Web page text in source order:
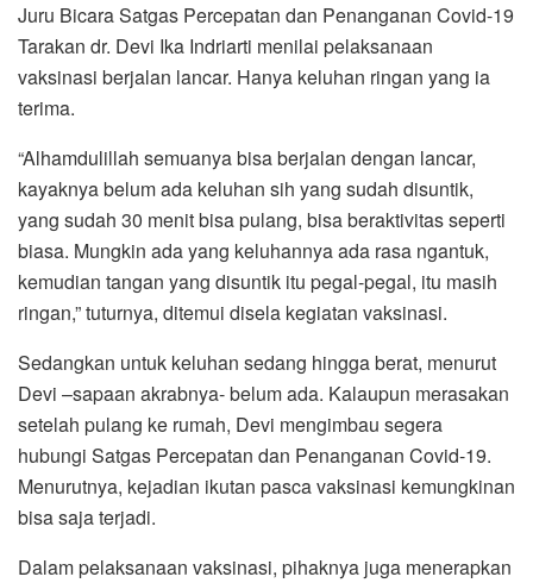
Juru Bicara Satgas Percepatan dan Penanganan Covid-19
Tarakan dr. Devi Ika Indriarti menilai pelaksanaan
vaksinasi berjalan lancar. Hanya keluhan ringan yang ia
terima.
“Alhamdulillah semuanya bisa berjalan dengan lancar,
kayaknya belum ada keluhan sih yang sudah disuntik,
yang sudah 30 menit bisa pulang, bisa beraktivitas seperti
biasa. Mungkin ada yang keluhannya ada rasa ngantuk,
kemudian tangan yang disuntik itu pegal-pegal, itu masih
ringan,” tuturnya, ditemui disela kegiatan vaksinasi.
Sedangkan untuk keluhan sedang hingga berat, menurut
Devi –sapaan akrabnya- belum ada. Kalaupun merasakan
setelah pulang ke rumah, Devi mengimbau segera
hubungi Satgas Percepatan dan Penanganan Covid-19.
Menurutnya, kejadian ikutan pasca vaksinasi kemungkinan
bisa saja terjadi.
Dalam pelaksanaan vaksinasi, pihaknya juga menerapkan